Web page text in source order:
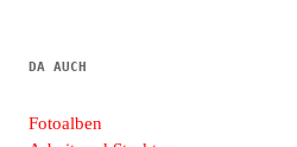
DA AUCH
Fotoalben